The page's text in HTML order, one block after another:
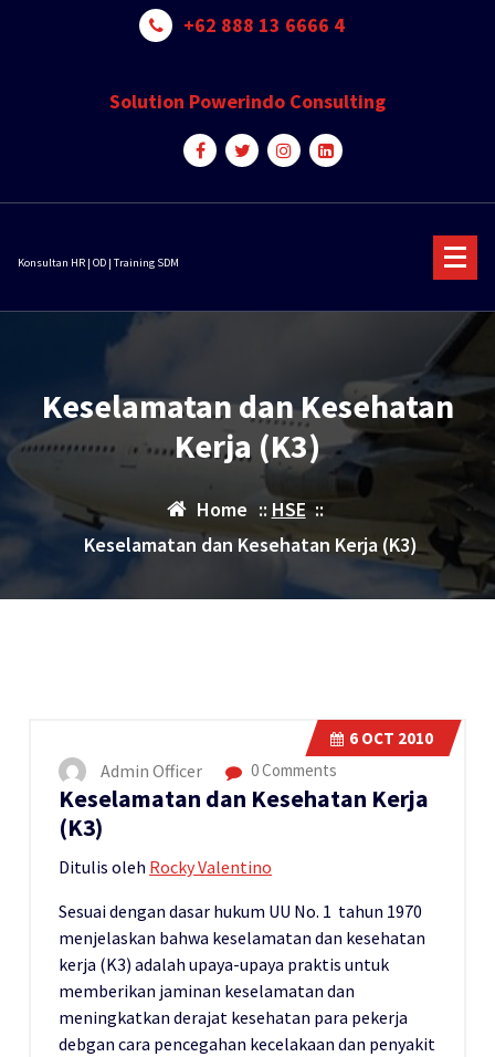
+62 888 13 6666 4
Solution Powerindo Consulting
Konsultan HR | OD | Training SDM
Keselamatan dan Kesehatan
Kerja (K3)
Home :: HSE ::
Keselamatan dan Kesehatan Kerja (K3)
6 OCT 2010
Admin Officer 0 Comments
Keselamatan dan Kesehatan Kerja
(K3)
Ditulis oleh Rocky Valentino
Sesuai dengan dasar hukum UU No. 1 tahun 1970
menjelaskan bahwa keselamatan dan kesehatan
kerja (K3) adalah upaya-upaya praktis untuk
memberikan jaminan keselamatan dan
meningkatkan derajat kesehatan para pekerja
debgan cara pencegahan kecelakaan dan penyakit